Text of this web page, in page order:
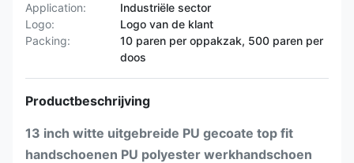
Application:
Industriële sector
Logo:
Logo van de klant
Packing:
10 paren per oppakzak, 500 paren per
doos
Productbeschrijving
13 inch witte uitgebreide PU gecoate top fit
handschoenen PU polyester werkhandschoen